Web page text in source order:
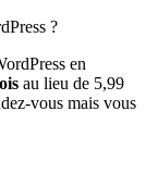
?
en
au lieu de 5,99
vous mais vous